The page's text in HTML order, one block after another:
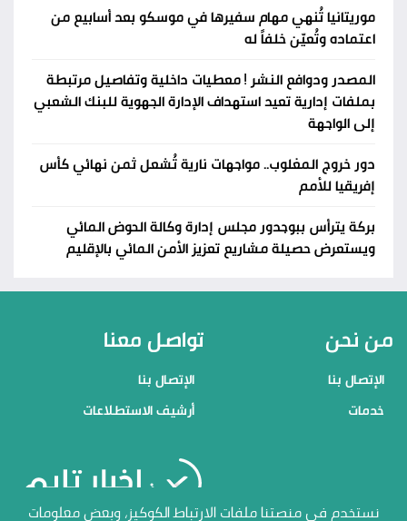
موريتانيا تُنهي مهام سفيرها في موسكو بعد أسابيع من
اعتماده وتُعيّن خلفاً له
المصدر ودوافع النشر ! معطيات داخلية وتفاصيل مرتبطة
بملفات إدارية تعيد استهداف الإدارة الجهوية للبنك الشعبي
إلى الواجهة
دور خروج المغلوب.. مواجهات نارية تُشعل ثمن نهائي كأس
إفريقيا للأمم
بركة يترأس ببوجدور مجلس إدارة وكالة الحوض المائي
ويستعرض حصيلة مشاريع تعزيز الأمن المائي بالإقليم
من نحن
الإتصال بنا
خدمات
تواصل معنا
الإتصال بنا
أرشيف الاستطلاعات
منصاتنا
نستخدم في منصتنا ملفات الارتباط الكوكيز، وبعض معلومات